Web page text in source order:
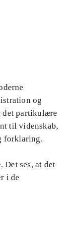
og
det partikulære
til videnskab,
forklaring.
Det ses, at det
i de